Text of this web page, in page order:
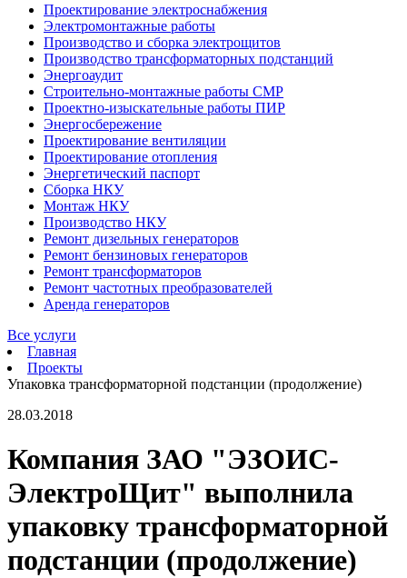
Проектирование электроснабжения
Электромонтажные работы
Производство и сборка электрощитов
Производство трансформаторных подстанций
Энергоаудит
Строительно-монтажные работы СМР
Проектно-изыскательные работы ПИР
Энергосбережение
Проектирование вентиляции
Проектирование отопления
Энергетический паспорт
Сборка НКУ
Монтаж НКУ
Производство НКУ
Ремонт дизельных генераторов
Ремонт бензиновых генераторов
Ремонт трансформаторов
Ремонт частотных преобразователей
Аренда генераторов
Все услуги
Главная
Проекты
Упаковка трансформаторной подстанции (продолжение)
28.03.2018
Компания ЗАО "ЭЗОИС-
ЭлектроЩит" выполнила
упаковку трансформаторной
подстанции (продолжение)